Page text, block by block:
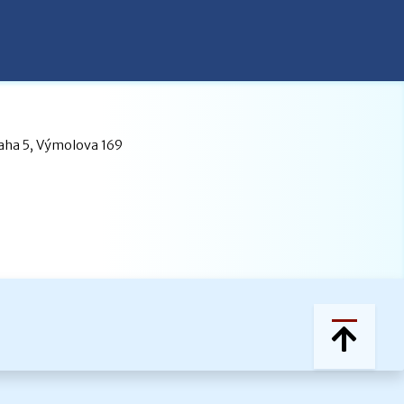
5, Výmolova 169